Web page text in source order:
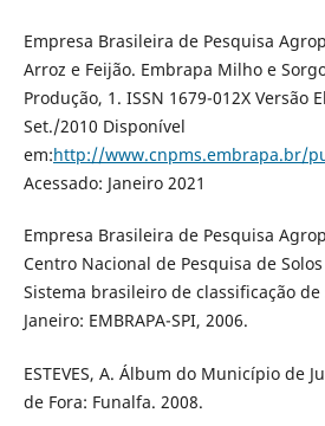
Empresa Brasileira de Pesquisa
Arroz e Feijão. Embrapa Milho e
Produção, 1. ISSN 1679-012X Versão
Set./2010 Disponível
em:http://www.cnpms.embrapa.br/
Acessado: Janeiro 2021
Empresa Brasileira de Pesquisa
Centro Nacional de Pesquisa de Solos
Sistema brasileiro de classificação de
Janeiro: EMBRAPA-SPI, 2006.
ESTEVES, A. Álbum do Município de
de Fora: Funalfa. 2008.